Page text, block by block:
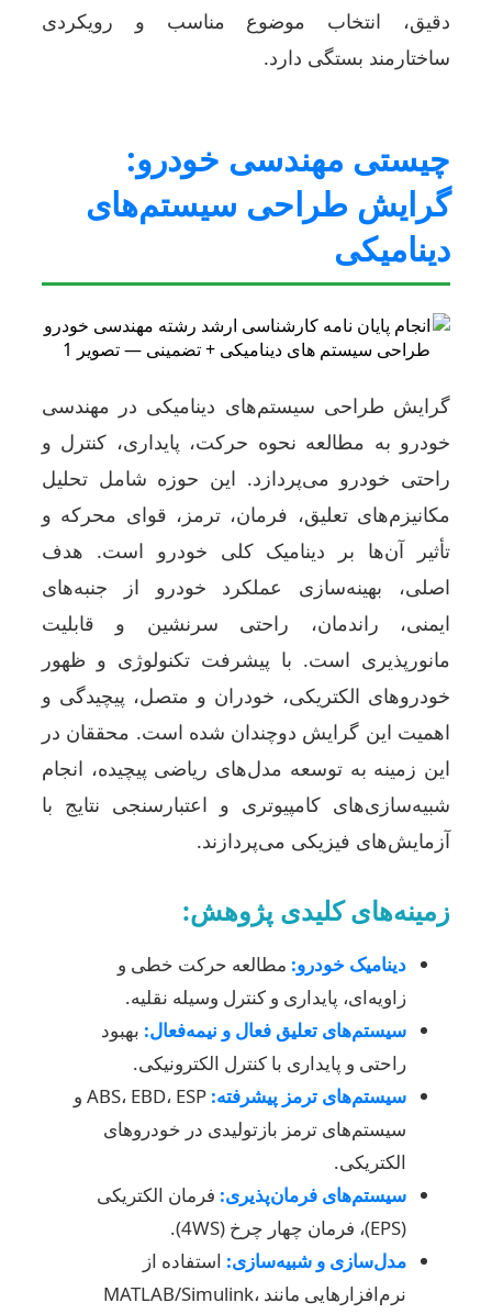
دقیق، انتخاب موضوع مناسب و رویکردی
ساختارمند بستگی دارد.
چیستی مهندسی خودرو:
گرایش طراحی سیستم‌های
دینامیکی
گرایش طراحی سیستم‌های دینامیکی در مهندسی
خودرو به مطالعه نحوه حرکت، پایداری، کنترل و
راحتی خودرو می‌پردازد. این حوزه شامل تحلیل
مکانیزم‌های تعلیق، فرمان، ترمز، قوای محرکه و
تأثیر آن‌ها بر دینامیک کلی خودرو است. هدف
اصلی، بهینه‌سازی عملکرد خودرو از جنبه‌های
ایمنی، راندمان، راحتی سرنشین و قابلیت
مانورپذیری است. با پیشرفت تکنولوژی و ظهور
خودروهای الکتریکی، خودران و متصل، پیچیدگی و
اهمیت این گرایش دوچندان شده است. محققان در
این زمینه به توسعه مدل‌های ریاضی پیچیده، انجام
شبیه‌سازی‌های کامپیوتری و اعتبارسنجی نتایج با
آزمایش‌های فیزیکی می‌پردازند.
زمینه‌های کلیدی پژوهش:
دینامیک خودرو: مطالعه حرکت خطی و
زاویه‌ای، پایداری و کنترل وسیله نقلیه.
سیستم‌های تعلیق فعال و نیمه‌فعال: بهبود
راحتی و پایداری با کنترل الکترونیکی.
سیستم‌های ترمز پیشرفته:
ABS، EBD، ESP و
سیستم‌های ترمز بازتولیدی در خودروهای
الکتریکی.
سیستم‌های فرمان‌پذیری: فرمان الکتریکی
(EPS)، فرمان چهار چرخ (4WS).
مدل‌سازی و شبیه‌سازی: استفاده از
نرم‌افزارهایی مانند MATLAB/Simulink،